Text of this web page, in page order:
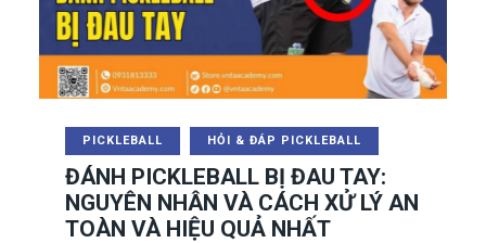
PICKLEBALL HỎI & ĐÁP PICKLEBALL
ĐÁNH PICKLEBALL BỊ ĐAU TAY:
NGUYÊN NHÂN VÀ CÁCH XỬ LÝ AN
TOÀN VÀ HIỆU QUẢ NHẤT